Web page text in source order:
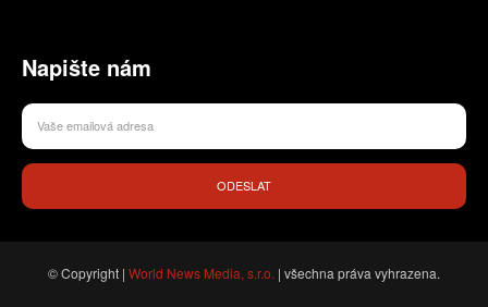
Napište nám
ODESLAT
© Copyright | World News Media, s.r.o. | všechna práva vyhrazena.